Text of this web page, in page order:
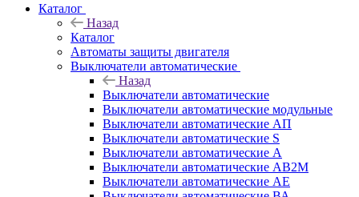
Каталог
Назад
Каталог
Автоматы защиты двигателя
Выключатели автоматические
Назад
Выключатели автоматические
Выключатели автоматические модульные
Выключатели автоматические АП
Выключатели автоматические S
Выключатели автоматические А
Выключатели автоматические АВ2М
Выключатели автоматические АЕ